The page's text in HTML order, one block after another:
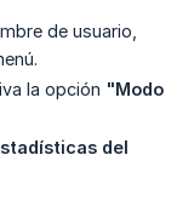
de usuario,
la opción "Modo
del